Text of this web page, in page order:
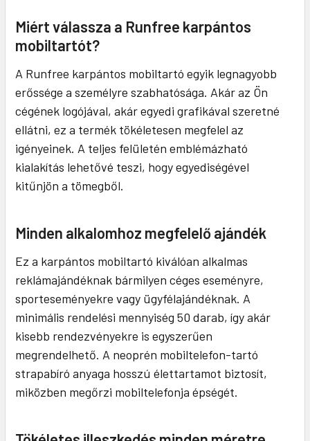
Miért válassza a Runfree karpántos
mobiltartót?
A Runfree karpántos mobiltartó egyik legnagyobb
erőssége a személyre szabhatósága. Akár az Ön
cégének logójával, akár egyedi grafikával szeretné
ellátni, ez a termék tökéletesen megfelel az
igényeinek. A teljes felületén emblémázható
kialakítás lehetővé teszi, hogy egyediségével
kitűnjön a tömegből.
Minden alkalomhoz megfelelő ajándék
Ez a karpántos mobiltartó kiválóan alkalmas
reklámajándéknak bármilyen céges eseményre,
sporteseményekre vagy ügyfélajándéknak. A
minimális rendelési mennyiség 50 darab, így akár
kisebb rendezvényekre is egyszerűen
megrendelhető. A neoprén mobiltelefon-tartó
strapabíró anyaga hosszú élettartamot biztosít,
miközben megőrzi mobiltelefonja épségét.